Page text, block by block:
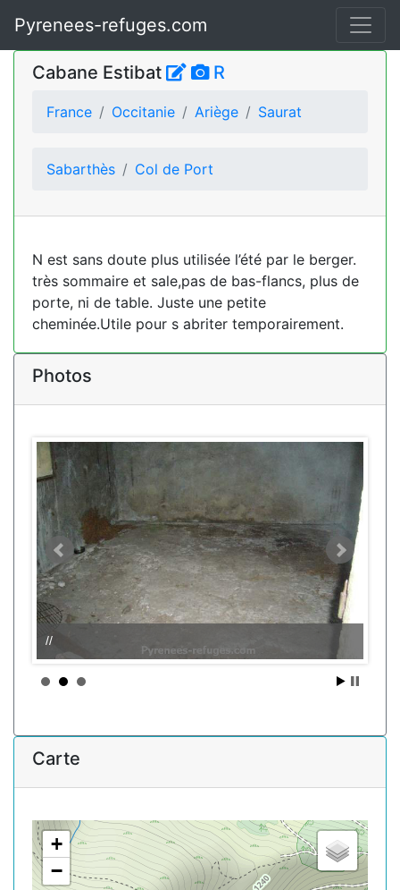
Pyrenees-refuges.com
Cabane Estibat R
France Occitanie Ariège Saurat
Sabarthès Col de Port
N est sans doute plus utilisée l’été par le berger.
très sommaire et sale,pas de bas-flancs, plus de
porte, ni de table. Juste une petite
cheminée.Utile pour s abriter temporairement.
Photos
//
Carte
+
−